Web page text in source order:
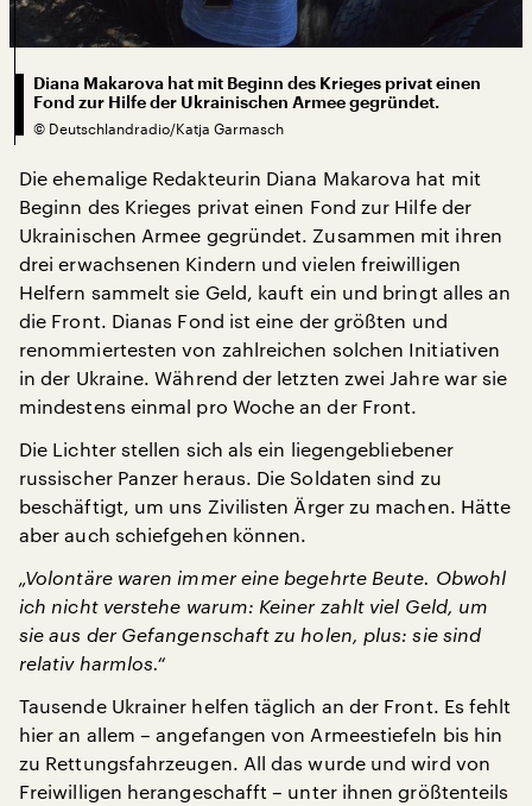
Diana Makarova hat mit Beginn des Krieges privat einen
Fond zur Hilfe der Ukrainischen Armee gegründet.
© Deutschlandradio/Katja Garmasch
Die ehemalige Redakteurin Diana Makarova hat mit
Beginn des Krieges privat einen Fond zur Hilfe der
Ukrainischen Armee gegründet. Zusammen mit ihren
drei erwachsenen Kindern und vielen freiwilligen
Helfern sammelt sie Geld, kauft ein und bringt alles an
die Front. Dianas Fond ist eine der größten und
renommiertesten von zahlreichen solchen Initiativen
in der Ukraine. Während der letzten zwei Jahre war sie
mindestens einmal pro Woche an der Front.
Die Lichter stellen sich als ein liegengebliebener
russischer Panzer heraus. Die Soldaten sind zu
beschäftigt, um uns Zivilisten Ärger zu machen. Hätte
aber auch schiefgehen können.
„Volontäre waren immer eine begehrte Beute. Obwohl
ich nicht verstehe warum: Keiner zahlt viel Geld, um
sie aus der Gefangenschaft zu holen, plus: sie sind
relativ harmlos.“
Tausende Ukrainer helfen täglich an der Front. Es fehlt
hier an allem – angefangen von Armeestiefeln bis hin
zu Rettungsfahrzeugen. All das wurde und wird von
Freiwilligen herangeschafft – unter ihnen größtenteils